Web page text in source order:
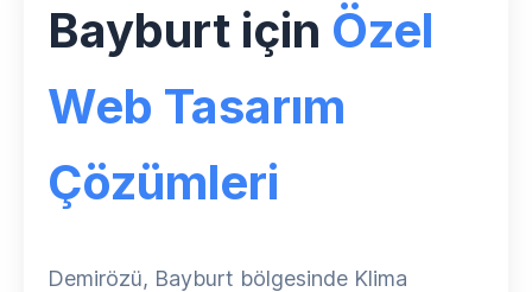
Bayburt için Özel
Web Tasarım
Çözümleri
Demirözü, Bayburt bölgesinde Klima